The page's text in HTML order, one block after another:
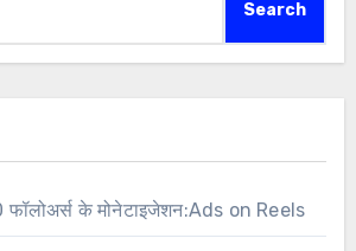
Search
के मोनेटाइजेशन:Ads on Reels